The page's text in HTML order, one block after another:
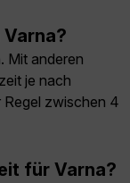
Mit anderen
je nach
Regel zwischen 4
für Varna?